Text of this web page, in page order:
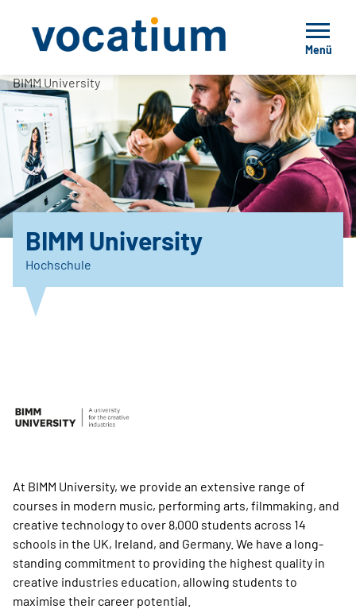
Menü
BIMM University
BIMM University
Hochschule
At BIMM University, we provide an extensive range of
courses in modern music, performing arts, filmmaking, and
creative technology to over 8,000 students across 14
schools in the UK, Ireland, and Germany. We have a long-
standing commitment to providing the highest quality in
creative industries education, allowing students to
maximise their career potential.